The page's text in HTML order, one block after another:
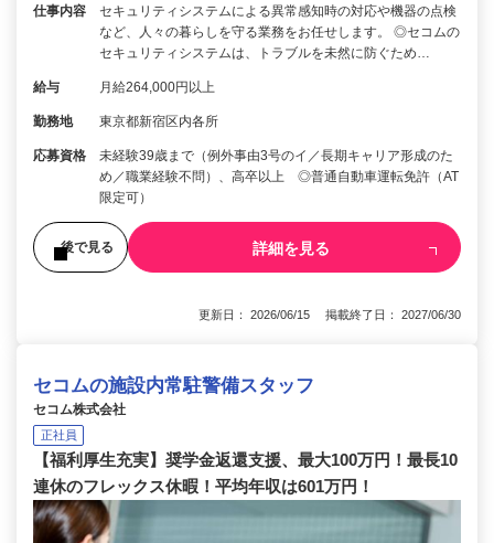
仕事内容
セキュリティシステムによる異常感知時の対応や機器の点検
など、人々の暮らしを守る業務をお任せします。 ◎セコムの
セキュリティシステムは、トラブルを未然に防ぐため…
給与 月給264,000円以上
勤務地 東京都新宿区内各所
応募資格
未経験39歳まで（例外事由3号のイ／長期キャリア形成のた
め／職業経験不問）、高卒以上 ◎普通自動車運転免許（AT
限定可）
後で見る 詳細を見る
更新日： 2026/06/15 掲載終了日： 2027/06/30
セコムの施設内常駐警備スタッフ
セコム株式会社
正社員
【福利厚生充実】奨学金返還支援、最大100万円！最長10
連休のフレックス休暇！平均年収は601万円！